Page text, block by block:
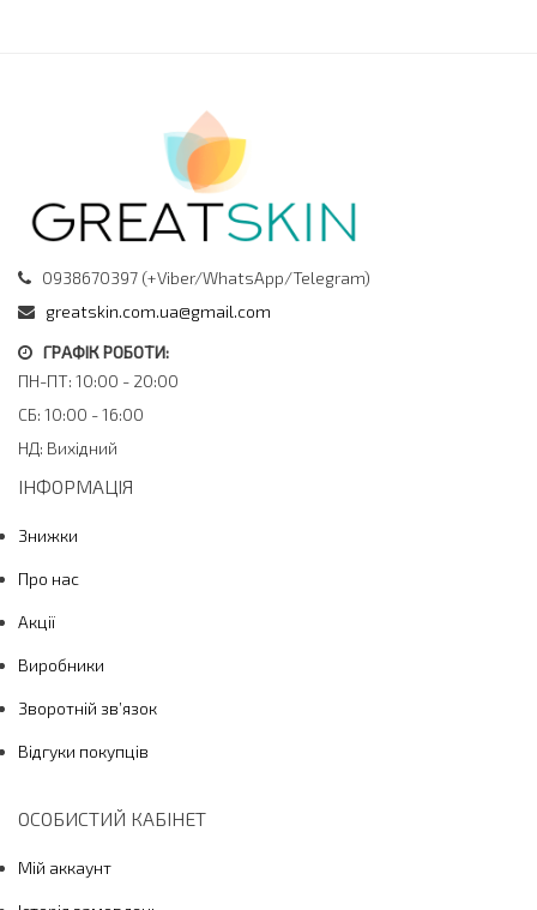
0938670397 (+Viber/WhatsApp/Telegram)
greatskin.com.ua@gmail.com
ГРАФІК РОБОТИ:
ПН-ПТ: 10:00 - 20:00
СБ: 10:00 - 16:00
НД: Вихідний
ІНФОРМАЦІЯ
Знижки
Про нас
Акції
Виробники
Зворотній зв’язок
Відгуки покупців
ОСОБИСТИЙ КАБІНЕТ
Мій аккаунт